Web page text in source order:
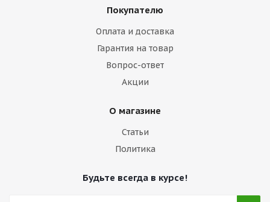
Покупателю
Оплата и доставка
Гарантия на товар
Вопрос-ответ
Акции
О магазине
Статьи
Политика
Будьте всегда в курсе!